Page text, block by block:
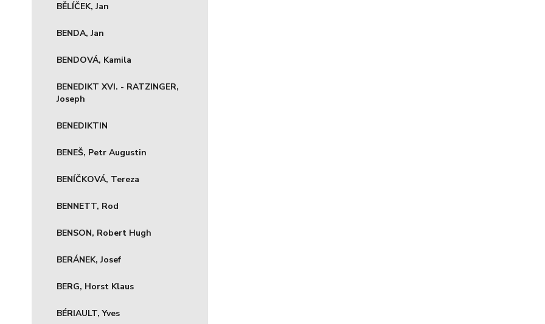
BĚLÍČEK, Jan
BENDA, Jan
BENDOVÁ, Kamila
BENEDIKT XVI. - RATZINGER,
Joseph
BENEDIKTIN
BENEŠ, Petr Augustin
BENÍČKOVÁ, Tereza
BENNETT, Rod
BENSON, Robert Hugh
BERÁNEK, Josef
BERG, Horst Klaus
BÉRIAULT, Yves